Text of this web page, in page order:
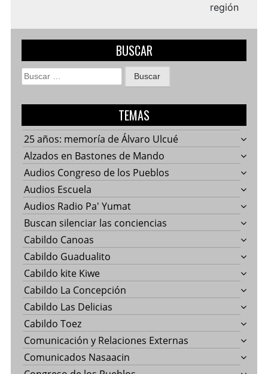
región
BUSCAR
Buscar:
TEMAS
25 años: memoría de Álvaro Ulcué
Alzados en Bastones de Mando
Audios Congreso de los Pueblos
Audios Escuela
Audios Radio Pa' Yumat
Buscan silenciar las conciencias
Cabildo Canoas
Cabildo Guadualito
Cabildo kite Kiwe
Cabildo La Concepción
Cabildo Las Delicias
Cabildo Toez
Comunicación y Relaciones Externas
Comunicados Nasaacin